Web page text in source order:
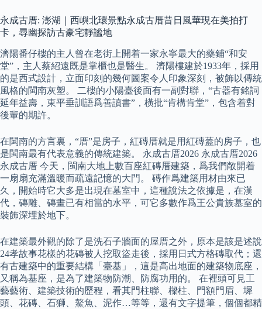
永成古厝: 澎湖｜西嶼北環景點永成古厝昔日風華現在美拍打
卡，尋幽探訪古豪宅靜謐地
濟陽番仔樓的主人曾在老街上開着一家永寧最大的藥鋪“和安
堂”，主人蔡紹遠既是掌櫃也是醫生。 濟陽樓建於1933年，採用
的是西式設計，立面印刻的幾何圖案令人印象深刻，被飾以傳統
風格的閩南灰塑。 二樓的小陽臺後面有一副對聯，“古器有銘詞
延年益壽，東平垂訓語爲善讀書”，橫批“肯構肯堂”，包含着對
後輩的期許。
在閩南的方言裏，“厝”是房子，紅磚厝就是用紅磚蓋的房子，也
是閩南最有代表意義的傳統建築。 永成古厝2026 永成古厝2026
永成古厝 今天，閩南大地上數百座紅磚厝建築，爲我們敞開着
一扇扇充滿溫暖而疏遠記憶的大門。 磚作爲建築用材由來已
久，開始時它大多是出現在墓室中，這種說法之依據是，在漢
代，磚雕、磚畫已有相當的水平，可它多數作爲王公貴族墓室的
裝飾深埋於地下。
在建築最外觀的除了是洗石子牆面的屋厝之外，原本是該是述說
24孝故事花樣的花磚被人挖取盜走後，採用日式方格磚取代；還
有古建築中的重要結構「臺基」，這是高出地面的建築物底座，
又稱為基座，是為了建築物防潮、防腐功用的。 在裡頭可見工
藝藝術、建築技術的歷程，看其門柱聯、樑柱、門額門眉、墀
頭、花磚、石獅、鰲魚、泥作…等等，還有文字提筆，個個都精